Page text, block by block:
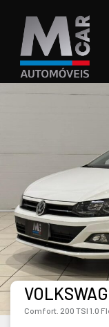
Comfort. 200 TSI 1.0